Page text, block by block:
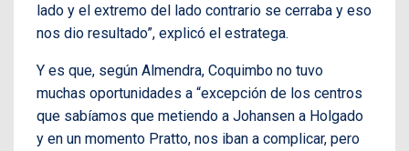
lado y el extremo del lado contrario se cerraba y eso
nos dio resultado”, explicó el estratega.
Y es que, según Almendra, Coquimbo no tuvo
muchas oportunidades a “excepción de los centros
que sabíamos que metiendo a Johansen a Holgado
y en un momento Pratto, nos iban a complicar, pero